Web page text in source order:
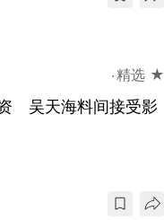
精选 ★
吴天海料间接受影